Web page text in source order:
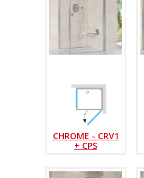
CHROME - CRV1
+ CPS